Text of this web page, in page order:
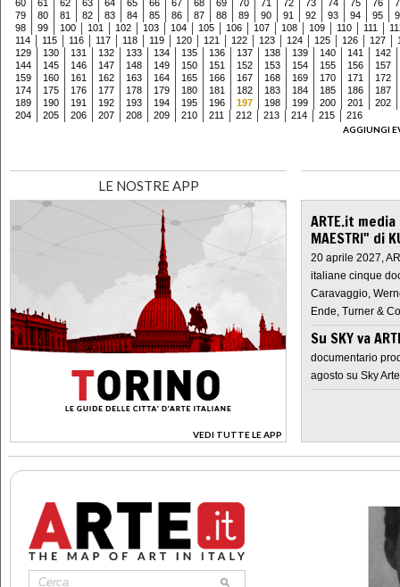
60 61 62 63 64 65 66 67 68 69 70 71 72 73 74 75 76
79
80 81 82 83 84 85 86 87 88 89 90 91 92 93 94 95
98
99 100 101 102 103 104 105 106 107 108 109 110 111
114
115 116 117 118 119 120 121 122 123 124 125 126 127
129
130 131 132 133 134 135 136 137 138 139 140 141
142
144
145 146 147 148 149 150 151 152 153 154 155 156
157
159
160 161 162 163 164 165 166 167 168 169 170 171
172
174
175 176 177 178 179 180 181 182 183 184 185 186
187
189
190 191 192 193 194 195 196 197 198 199 200 201
202
204
205 206 207 208 209 210 211 212 213 214 215
216
AGGIUNGI
LE NOSTRE APP
VEDI TUTTE LE APP
>
ARTE.it
MAESTRI" di
20 aprile 2027,
italiane cinque
Caravaggio,
Ende, Turner &
Su SKY va
documentario
agosto su Sky Arte